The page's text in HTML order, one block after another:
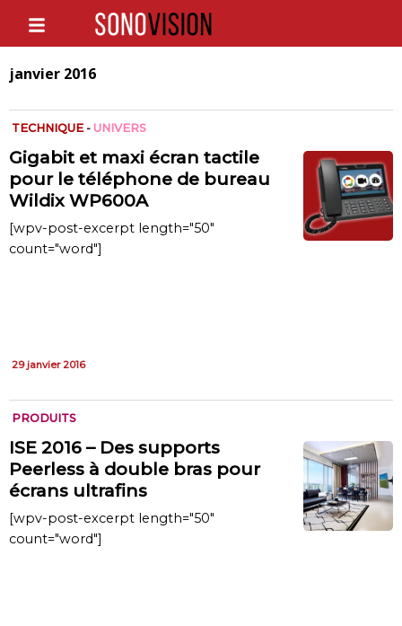
janvier 2016
TECHNIQUE - UNIVERS
Gigabit et maxi écran tactile
pour le téléphone de bureau
Wildix WP600A
[wpv-post-excerpt length="50"
count="word"]
29 janvier 2016
PRODUITS
ISE 2016 – Des supports
Peerless à double bras pour
écrans ultrafins
[wpv-post-excerpt length="50"
count="word"]